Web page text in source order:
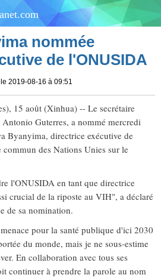
nommée
de l'ONUSIDA
le 2019-08-16 à 09:51
15 août (Xinhua) -- Le secrétaire
Guterres, a nommé mercredi
Byanyima, directrice exécutive de
des Nations Unies sur le
l'ONUSIDA en tant que directrice
crucial de la riposte au VIH", a déclaré
de sa nomination.
pour la santé publique d'ici 2030
du monde, mais je ne sous-estime
En collaboration avec tous ses
continuer à prendre la parole au nom